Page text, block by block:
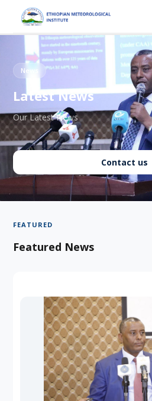
News
Latest News
Our Latest News
Contact us
FEATURED
Featured News